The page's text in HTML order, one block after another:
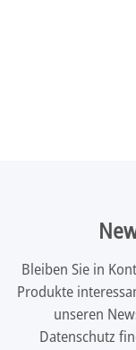
Bleiben Sie in
Produkte
unseren
Datenschutz